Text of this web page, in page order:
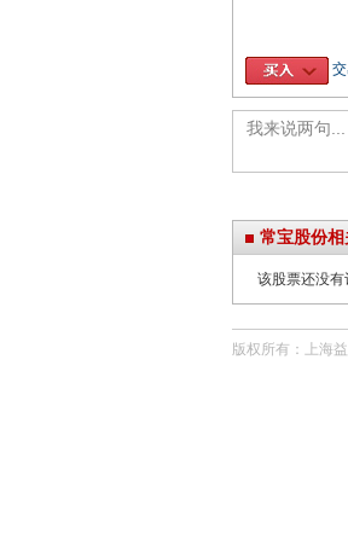
常宝股份
该股票还没有
版权所有：上海